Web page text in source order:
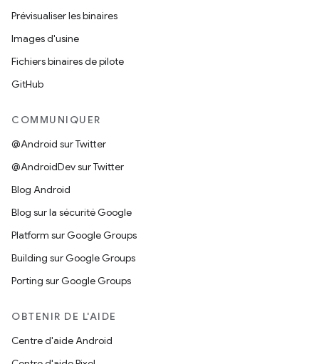
Prévisualiser les binaires
Images d'usine
Fichiers binaires de pilote
GitHub
COMMUNIQUER
@Android sur Twitter
@AndroidDev sur Twitter
Blog Android
Blog sur la sécurité Google
Platform sur Google Groups
Building sur Google Groups
Porting sur Google Groups
OBTENIR DE L'AIDE
Centre d'aide Android